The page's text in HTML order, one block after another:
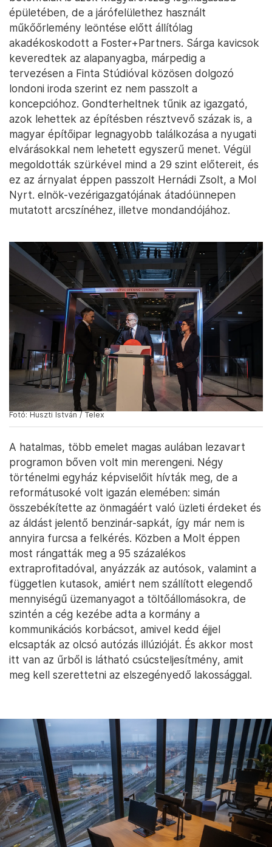
épületében, de a járófelülethez használt
műkőőrlemény leöntése előtt állítólag
akadékoskodott a Foster+Partners. Sárga kavicsok
keveredtek az alapanyagba, márpedig a
tervezésen a Finta Stúdióval közösen dolgozó
londoni iroda szerint ez nem passzolt a
koncepcióhoz. Gondterheltnek tűnik az igazgató,
azok lehettek az építésben résztvevő százak is, a
magyar építőipar legnagyobb találkozása a nyugati
elvárásokkal nem lehetett egyszerű menet. Végül
megoldották szürkével mind a 29 szint előtereit, és
ez az árnyalat éppen passzolt Hernádi Zsolt, a Mol
Nyrt. elnök-vezérigazgatójának átadóünnepen
mutatott arcszínéhez, illetve mondandójához.
Fotó: Huszti István / Telex
A hatalmas, több emelet magas aulában lezavart
programon bőven volt min merengeni. Négy
történelmi egyház képviselőit hívták meg, de a
reformátusoké volt igazán elemében: simán
összebékítette az önmagáért való üzleti érdeket és
az áldást jelentő benzinár-sapkát, így már nem is
annyira furcsa a felkérés. Közben a Molt éppen
most rángatták meg a 95 százalékos
extraprofitadóval, anyázzák az autósok, valamint a
független kutasok, amiért nem szállított elegendő
mennyiségű üzemanyagot a töltőállomásokra, de
szintén a cég kezébe adta a kormány a
kommunikációs korbácsot, amivel kedd éjjel
elcsapták az olcsó autózás illúzióját. És akkor most
itt van az űrből is látható csúcsteljesítmény, amit
meg kell szerettetni az elszegényedő lakossággal.